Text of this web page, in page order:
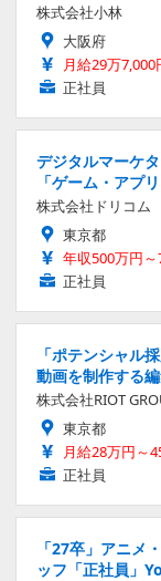
株式会社小林
大阪府
月給29万
正社員
デジタルマーケ
「ゲーム・アプ
株式会社ドリコム
東京都
年収500万円～
正社員
「ポテンシャル
動画を制作する
株式会社RIOT
東京都
月給28万円～
正社員
「27卒」アニメ
ッフ「正社員」